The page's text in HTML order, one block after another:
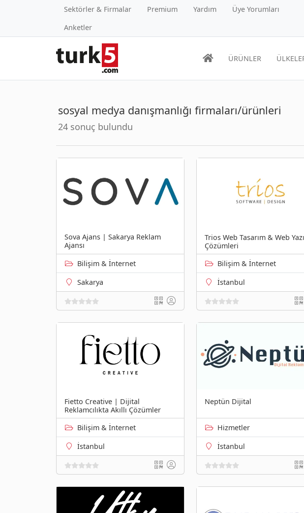
Sektörler & Firmalar Premium Yardım
Üye Yorumları
Anketler
ÜRÜNLER
sosyal medya danışmanlığı firmaları/ürünleri
24 sonuç bulundu
Sova Ajans | Sakarya Reklam
Ajansı
Bilişim & İnternet
Sakarya
Trios Web Tasarım & Web
Çözümleri
Bilişim & İnternet
İstanbul
Fietto Creative | Dijital
Reklamcılıkta Akıllı Çözümler
Bilişim & İnternet
İstanbul
Neptün Dijital
Hizmetler
İstanbul